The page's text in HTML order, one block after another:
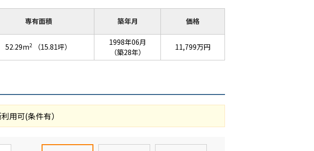
専有面積 築年月 価格
52.29m2 （15.81坪）
1998年06月
（築28年）
11,799万円
用可(条件有）